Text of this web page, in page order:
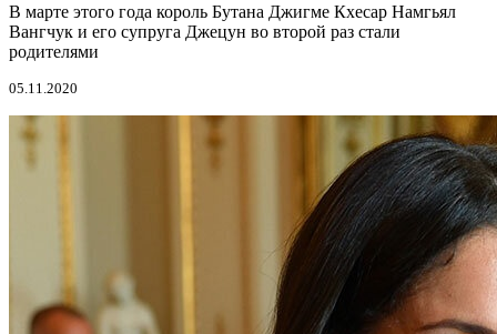
В марте этого года король Бутана Джигме Кхесар Намгьял
Вангчук и его супруга Джецун во второй раз стали
родителями
05.11.2020